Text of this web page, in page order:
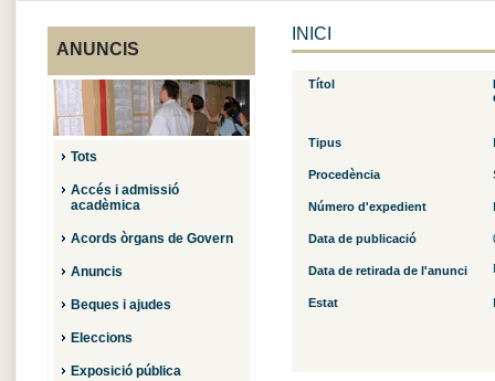
ANUNCIS
Tots
Accés i admissió
acadèmica
Acords òrgans de Govern
Anuncis
Beques i ajudes
Eleccions
Exposició pública
INICI
Títol
Tipus
Procedència
Número d'expedient
Data de publicació
Data de retirada de l'anunci
Estat